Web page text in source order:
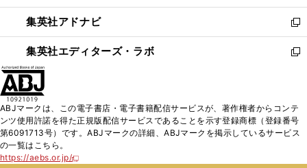
開
く
ウ
で
開
く
ン
ド
ウ
で
ウ
ィ
ン
ド
く
集英社アドナビ
新
し
い
ド
ウ
で
集英社エディターズ・ラボ
新
ィ
ン
ABJマークは、この電子書店・電子書籍配信サービスが、著作権者からコンテ
ンツ使用許諾を得た正規版配信サービスであることを示す登録商標（登録番号
第6091713号）です。ABJマークの詳細、ABJマークを掲示しているサービス
の一覧はこちら。
https://aebs.or.jp/
新